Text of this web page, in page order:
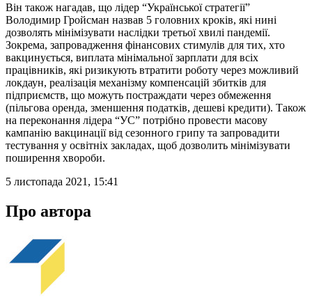
Він також нагадав, що лідер “Української стратегії”
Володимир Гройсман назвав 5 головних кроків, які нині
дозволять мінімізувати наслідки третьої хвилі пандемії.
Зокрема, запровадження фінансових стимулів для тих, хто
вакцинується, виплата мінімальної зарплати для всіх
працівників, які ризикують втратити роботу через можливий
локдаун, реалізація механізму компенсацій збитків для
підприємств, що можуть постраждати через обмеження
(пільгова оренда, зменшення податків, дешеві кредити). Також
на переконання лідера “УС” потрібно провести масову
кампанію вакцинації від сезонного грипу та запровадити
тестування у освітніх закладах, щоб дозволить мінімізувати
поширення хвороби.
5 листопада 2021, 15:41
Про автора